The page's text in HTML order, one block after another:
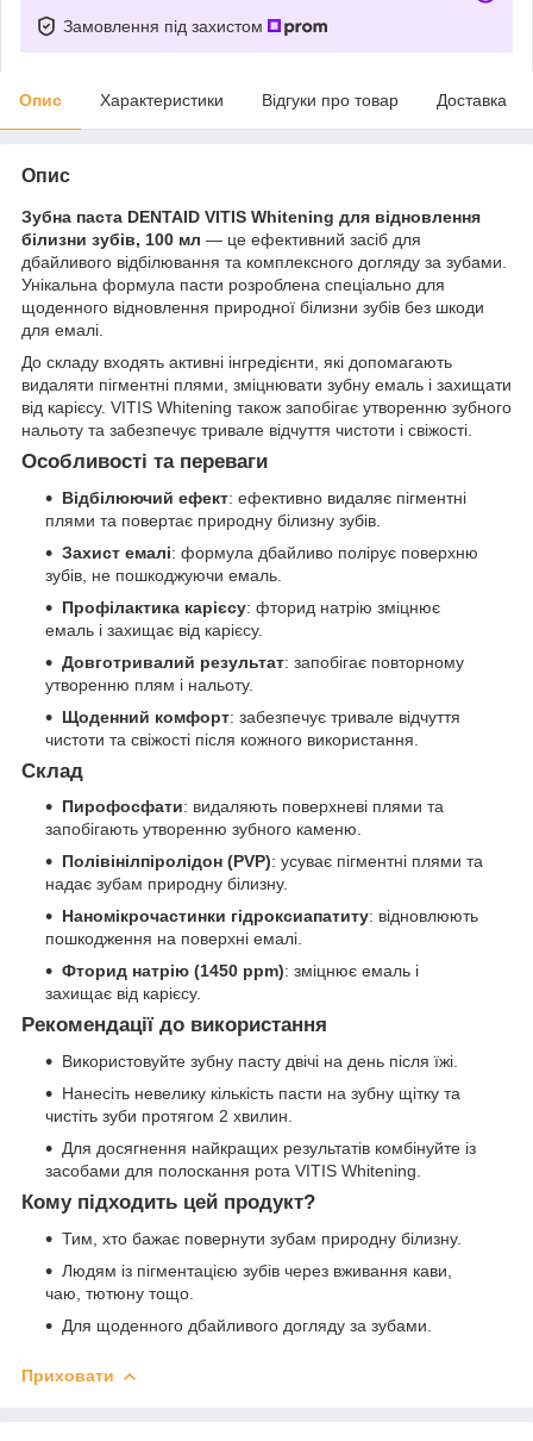
Замовлення під захистом
Опис Характеристики Відгуки про товар Доставка
Опис
Зубна паста DENTAID VITIS Whitening для відновлення
білизни зубів, 100 мл — це ефективний засіб для
дбайливого відбілювання та комплексного догляду за зубами.
Унікальна формула пасти розроблена спеціально для
щоденного відновлення природної білизни зубів без шкоди
для емалі.
До складу входять активні інгредієнти, які допомагають
видаляти пігментні плями, зміцнювати зубну емаль і захищати
від карієсу. VITIS Whitening також запобігає утворенню зубного
нальоту та забезпечує тривале відчуття чистоти і свіжості.
Особливості та переваги
Відбілюючий ефект: ефективно видаляє пігментні
плями та повертає природну білизну зубів.
Захист емалі: формула дбайливо полірує поверхню
зубів, не пошкоджуючи емаль.
Профілактика карієсу: фторид натрію зміцнює
емаль і захищає від карієсу.
Довготривалий результат: запобігає повторному
утворенню плям і нальоту.
Щоденний комфорт: забезпечує тривале відчуття
чистоти та свіжості після кожного використання.
Склад
Пирофосфати: видаляють поверхневі плями та
запобігають утворенню зубного каменю.
Полівінілпіролідон (PVP): усуває пігментні плями та
надає зубам природну білизну.
Наномікрочастинки гідроксиапатиту: відновлюють
пошкодження на поверхні емалі.
Фторид натрію (1450 ppm): зміцнює емаль і
захищає від карієсу.
Рекомендації до використання
Використовуйте зубну пасту двічі на день після їжі.
Нанесіть невелику кількість пасти на зубну щітку та
чистіть зуби протягом 2 хвилин.
Для досягнення найкращих результатів комбінуйте із
засобами для полоскання рота VITIS Whitening.
Кому підходить цей продукт?
Тим, хто бажає повернути зубам природну білизну.
Людям із пігментацією зубів через вживання кави,
чаю, тютюну тощо.
Для щоденного дбайливого догляду за зубами.
Приховати